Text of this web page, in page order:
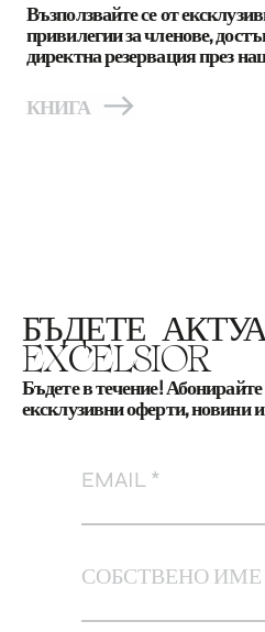
Възползвайте се от
привилегии за членове,
директна резервация през
КНИГА
БЪДЕТЕ
EXCELSIOR
Бъдете в течение!
ексклузивни оферти, новини